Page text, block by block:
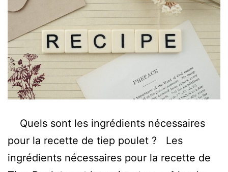
Quels sont les ingrédients nécessaires
pour la recette de tiep poulet ? Les
ingrédients nécessaires pour la recette de